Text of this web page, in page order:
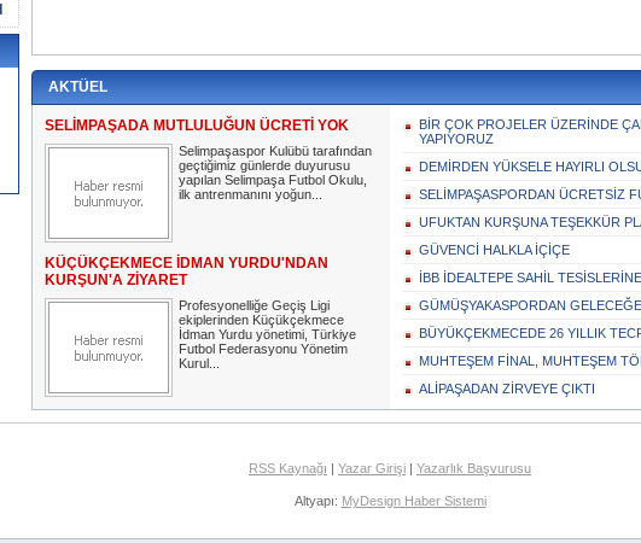
AKTÜEL
SELİMPAŞADA MUTLULUĞUN ÜCRETİ YOK
Selimpaşaspor Kulübü tarafından
geçtiğimiz günlerde duyurusu
yapılan Selimpaşa Futbol Okulu,
ilk antrenmanını yoğun...
KÜÇÜKÇEKMECE İDMAN YURDU'NDAN
KURŞUN'A ZİYARET
Profesyonelliğe Geçiş Ligi
ekiplerinden Küçükçekmece
İdman Yurdu yönetimi, Türkiye
Futbol Federasyonu Yönetim
Kurul...
BİR ÇOK PROJELER ÜZERİNDE
YAPIYORUZ
DEMİRDEN YÜKSELE HAYIRLI
SELİMPAŞASPORDAN ÜCRETSİZ
UFUKTAN KURŞUNA TEŞEKKÜR
GÜVENCİ HALKLA İÇİÇE
İBB İDEALTEPE SAHİL
GÜMÜŞYAKASPORDAN
BÜYÜKÇEKMECEDE 26 YILLIK
MUHTEŞEM FİNAL, MUHTEŞEM
ALİPAŞADAN ZİRVEYE ÇIKTI
RSS Kaynağı | Yazar Girişi | Yazarlık Başvurusu
Altyapı: MyDesign Haber Sistemi